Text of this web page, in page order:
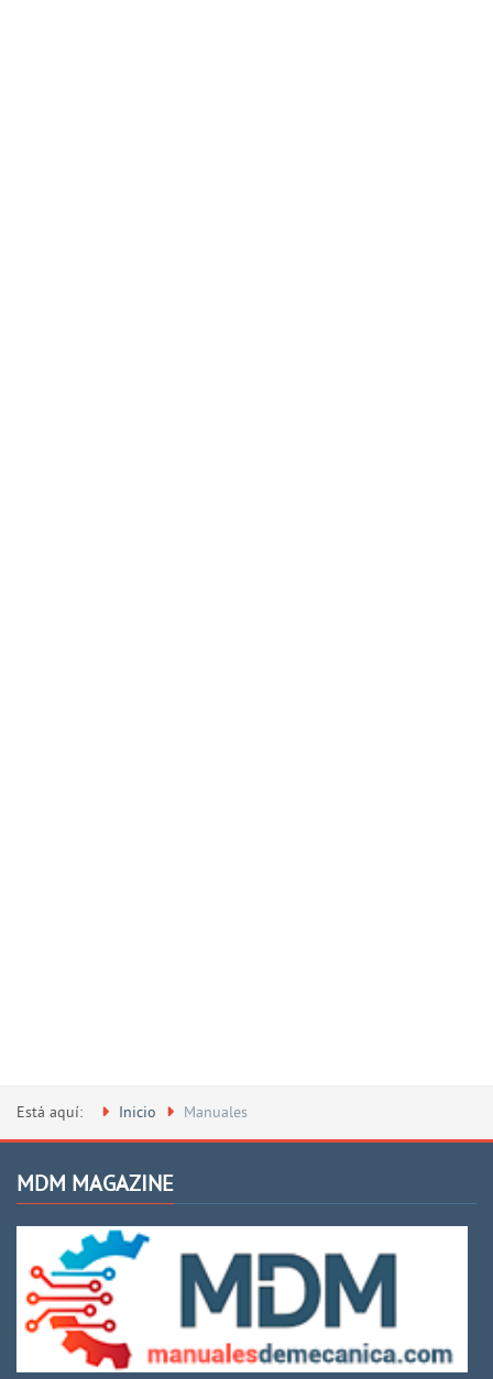
Está aquí: Inicio Manuales
MDM MAGAZINE